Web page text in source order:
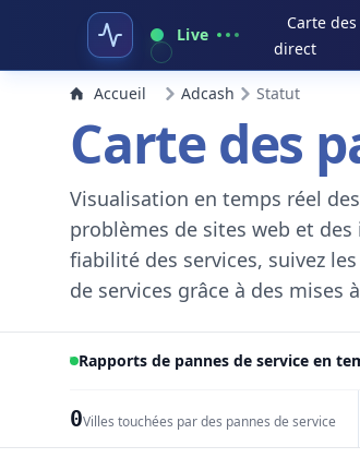
Live
Carte
direct
Accueil Adcash Statut
Carte des
Visualisation en temps réel
problèmes de sites web et
fiabilité des services, suivez
de services grâce à des mises
Rapports de pannes de service en
0Villes touchées par des pannes de service